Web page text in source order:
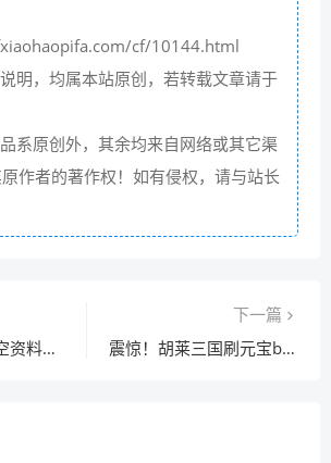
cf/10144.html
明，均属本站原创，若转载文章请于
系原创外，其余均来自网络或其它渠
作者的著作权！如有侵权，请与站长
三国志12游民星空资料库：最全武将与战法指南
下一篇
震惊！胡莱三国刷元宝bug流出，官方紧急修复了吗？